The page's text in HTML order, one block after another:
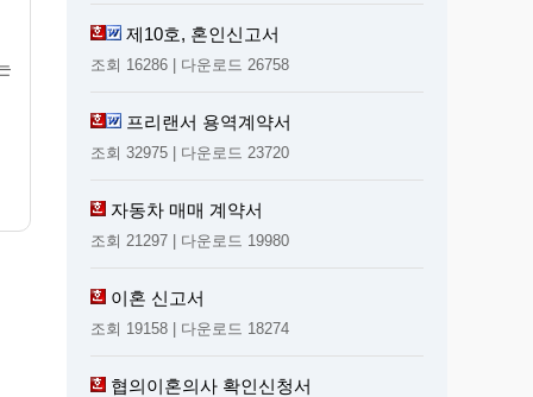
제10호, 혼인신고서
조회 16286 | 다운로드 26758
프리랜서 용역계약서
조회 32975 | 다운로드 23720
자동차 매매 계약서
조회 21297 | 다운로드 19980
이혼 신고서
조회 19158 | 다운로드 18274
협의이혼의사 확인신청서